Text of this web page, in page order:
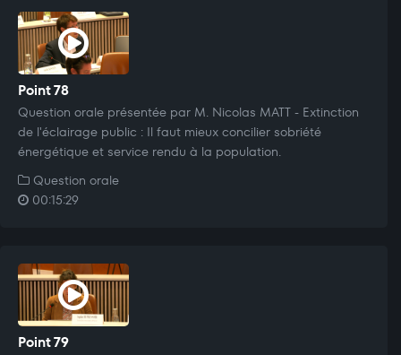
Point 78
Question orale présentée par M. Nicolas MATT - Extinction
de l'éclairage public : Il faut mieux concilier sobriété
énergétique et service rendu à la population.
Question orale
00:15:29
Point 79